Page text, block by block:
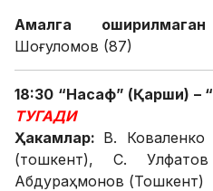
Амалга
Шоғуломов (87)
18:30 “Насаф” (Қарши) –
ТУГАДИ
Ҳакамлар: В.
(тошкент), С.
Абдураҳмонов (Тошкент)